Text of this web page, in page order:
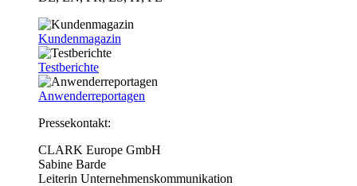
Kundenmagazin
Testberichte
Anwenderreportagen
Pressekontakt:
CLARK Europe GmbH
Sabine Barde
Leiterin Unternehmenskommunikation